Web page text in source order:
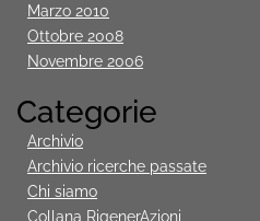
Marzo 2010
Ottobre 2008
Novembre 2006
Categorie
Archivio
Archivio ricerche passate
Chi siamo
Collana RigenerAzioni